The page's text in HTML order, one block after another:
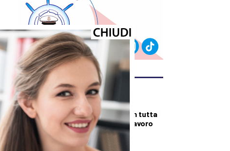
ULTIMI ARTICOLI
DALLA TOSCANA
Fiamme di bosco in tutta
la Regione, superlavoro
per l’Aib